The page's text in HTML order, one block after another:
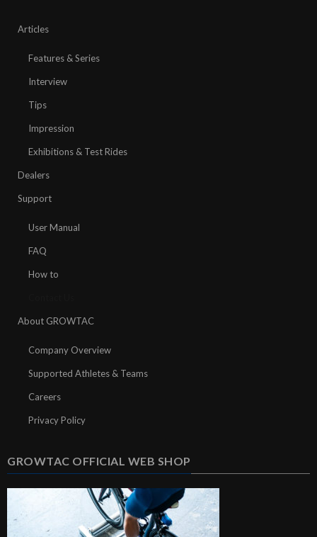
Articles
Features & Series
Interview
Tips
Impression
Exhibitions & Test Rides
Dealers
Support
User Manual
FAQ
How to
About GROWTAC
Company Overview
Supported Athletes & Teams
Careers
Privacy Policy
GROWTAC OFFICIAL WEB SHOP